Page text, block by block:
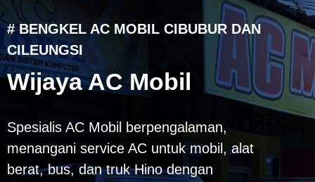
# BENGKEL AC MOBIL CIBUBUR DAN
CILEUNGSI
Wijaya AC Mobil
Spesialis AC Mobil berpengalaman,
menangani service AC untuk mobil, alat
berat, bus, dan truk Hino dengan